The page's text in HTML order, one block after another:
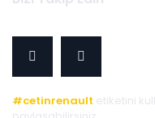
#cetinrenault etiketini